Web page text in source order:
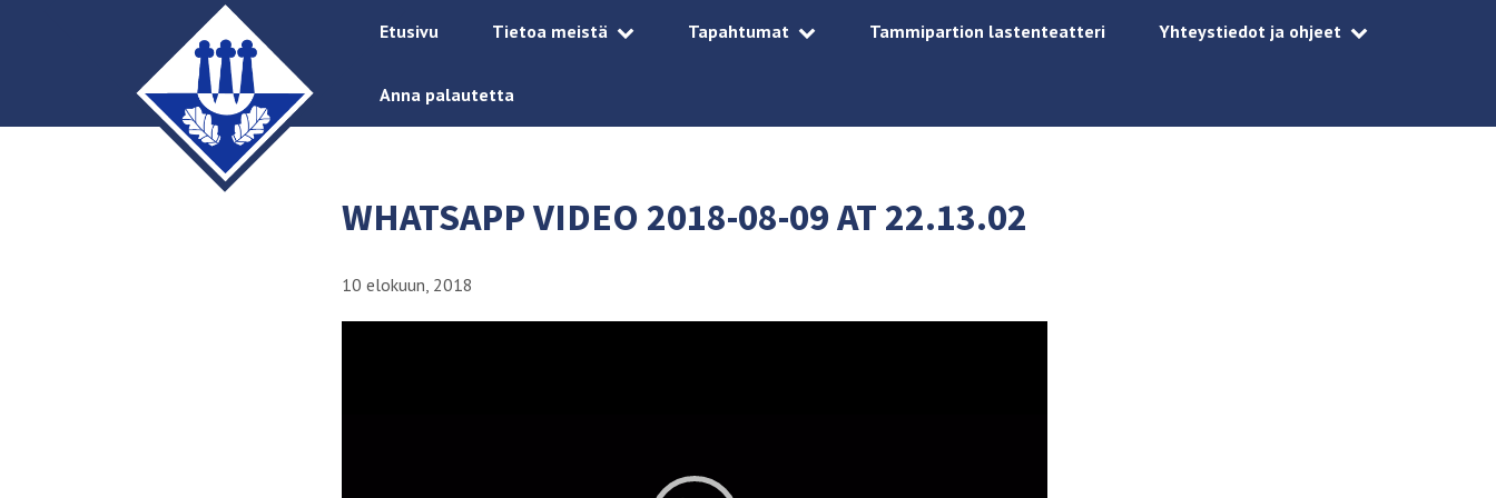
Etusivu Tietoa meistä Tapahtumat Tammipartion lastenteatteri Yhteystiedot ja ohjeet
Anna palautetta
WHATSAPP VIDEO 2018-08-09 AT 22.13.02
10 elokuun, 2018